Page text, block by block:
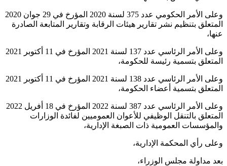
وعلى الأمر الحكومي عدد 375 لسنة 2020 المؤرخ في 29 جوان 2020
المتعلق بتنظيم نشر تقارير هيئات الرقابة وتقارير المتابعة الصادرة
عنها،
وعلى الأمر الرئاسي عدد 137 لسنة 2021 المؤرخ في 11 أكتوبر 2021
المتعلق بتسمية رئيسة للحكومة،
وعلى الأمر الرئاسي عدد 138 لسنة 2021 المؤرخ في 11 أكتوبر 2021
المتعلق بتسمية أعضاء الحكومة،
وعلى الأمر الرئاسي عدد 387 لسنة 2022 المؤرخ في 18 أفريل 2022
المتعلق بالتنقل الوظيفي للأعوان العموميين لفائدة الوزارات
والمؤسسات العمومية ذات الصبغة الإدارية،
وعلى رأي المحكمة الإدارية،
بعد مداولة مجلس الوزراء،